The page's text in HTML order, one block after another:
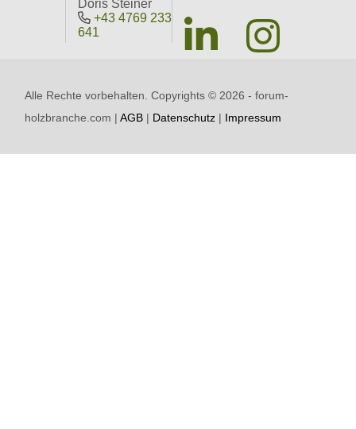
Doris Steiner
+43 4769 233
641
Alle Rechte vorbehalten. Copyrights ©2026 - forum-
holzbranche.com |AGB | Datenschutz | Impressum